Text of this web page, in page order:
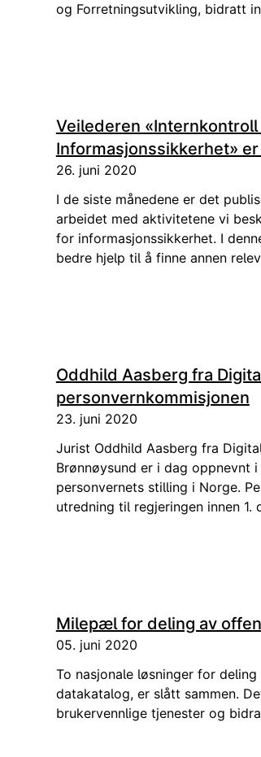
og Forretningsutvikling, bidratt
Veilederen «Internkontroll
Informasjonssikkerhet»
26. juni 2020
I de siste månedene er det
arbeidet med aktivitetene vi
for informasjonssikkerhet. I
bedre hjelp til å finne annen
Oddhild Aasberg fra
personvernkommisjonen
23. juni 2020
Jurist Oddhild Aasberg fra
Brønnøysund er i dag oppnevnt
personvernets stilling i Norge.
utredning til regjeringen innen 1.
Milepæl for deling av
05. juni 2020
To nasjonale løsninger for
datakatalog, er slått sammen.
brukervennlige tjenester og